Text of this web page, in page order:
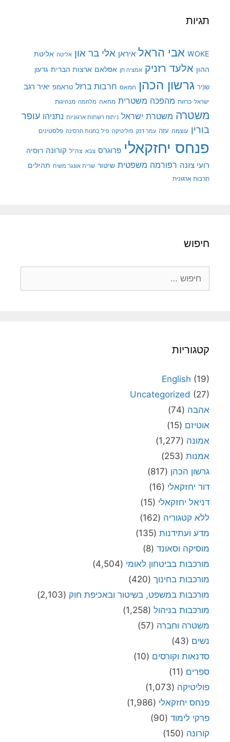
תגיות
WOKE אבי הראל איראן אלי בר און אליטה אליטת
ההון אלעד רזניק אמציה חן אסלאם ארצות הברית גדעון
שניר גרשון הכהן חמאס חרבות ברזל טראמפ יאיר רגב
ישראל כרזות מהפכה משטרית מחאה מלחמה מנהיגות
משטרה משטרת ישראל ניתוח רשתות ארגוניות נתניהו עופר
בורין עוצמה עזה עמר דנק פוליטיקה פיל בחנות חרסינה פלסטינים
פנחס יחזקאלי פרוגרס צבא צה"ל קורונה רוסיה
רועי צזנה רפורמה משפטית שיטור שרית אונגר משיח תהילים
תרבות ארגונית
חיפוש
קטגוריות
English (19)
Uncategorized (27)
אהבה (74)
אוטיזם (15)
אמונה (1,277)
אמנות (253)
גרשון הכהן (817)
דור יחזקאלי (16)
דניאל יחזקאלי (15)
ללא קטגוריה (162)
מדע ועתידנות (135)
מוסיקה וסאונד (8)
מורכבות בביטחון לאומי (4,504)
מורכבות בחינוך (420)
מורכבות במשפט, בשיטור ובאכיפת חוק (2,103)
מורכבות בניהול (1,258)
משטרה וחברה (57)
נשים (43)
סדנאות וקורסים (10)
ספרים (11)
פוליטיקה (1,073)
פנחס יחזקאלי (1,986)
פרקי לימוד (90)
קורונה (150)